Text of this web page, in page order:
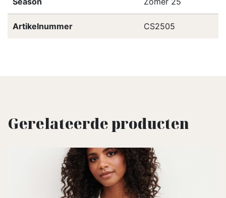
Artikelnummer CS2505
Gerelateerde producten